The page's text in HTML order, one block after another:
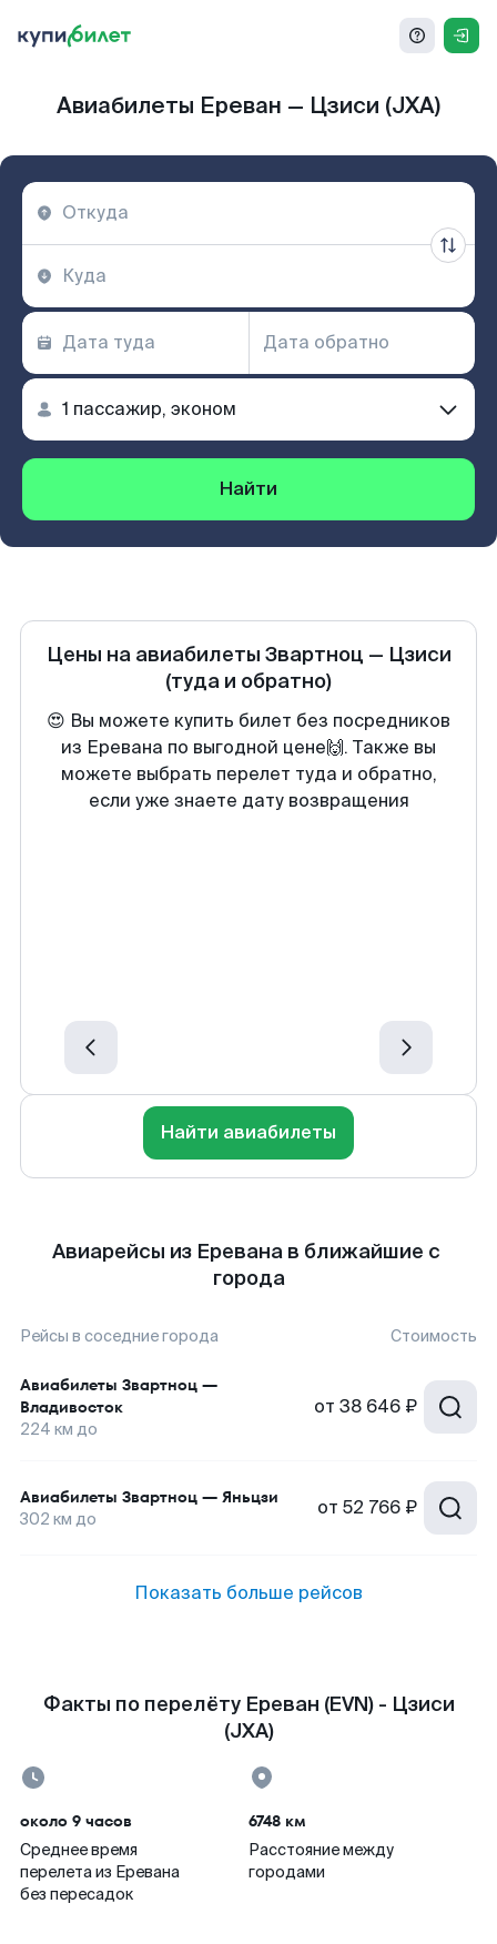
Авиабилеты Ереван — Цзиси (JXA)
Найти
Цены на авиабилеты Звартноц — Цзиси
(туда и обратно)
😍 Вы можете купить билет без посредников
из Еревана по выгодной цене🙌. Также вы
можете выбрать перелет туда и обратно,
если уже знаете дату возвращения
Найти авиабилеты
Авиарейсы из Еревана в ближайшие с
города
Рейсы в соседние города Стоимость
Авиабилеты Звартноц —
Владивосток
224 км до
от 38 646 ₽
Авиабилеты Звартноц — Яньцзи
302 км до от 52 766 ₽
Показать больше рейсов
Факты по перелёту Ереван (EVN) - Цзиси
(JXA)
около 9 часов
Среднее время
перелета из Еревана
без пересадок
6748 км
Расстояние между
городами